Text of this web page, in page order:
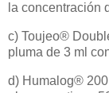
la concentración
c) Toujeo®
pluma de 3 ml
d) Humalog®